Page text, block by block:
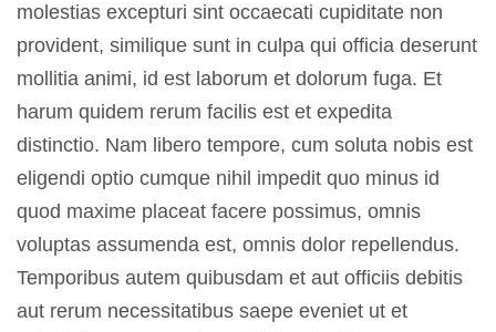
molestias excepturi sint occaecati cupiditate non
provident, similique sunt in culpa qui officia deserunt
mollitia animi, id est laborum et dolorum fuga. Et
harum quidem rerum facilis est et expedita
distinctio. Nam libero tempore, cum soluta nobis est
eligendi optio cumque nihil impedit quo minus id
quod maxime placeat facere possimus, omnis
voluptas assumenda est, omnis dolor repellendus.
Temporibus autem quibusdam et aut officiis debitis
aut rerum necessitatibus saepe eveniet ut et